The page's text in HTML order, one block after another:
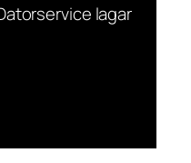
lagar